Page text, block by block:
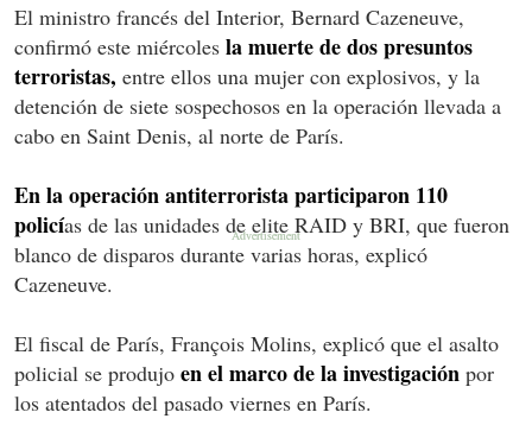
El ministro francés del Interior, Bernard Cazeneuve,
confirmó este miércoles la muerte de dos presuntos
terroristas, entre ellos una mujer con explosivos, y la
detención de siete sospechosos en la operación llevada a
cabo en Saint Denis, al norte de París.
En la operación antiterrorista participaron 110
policías de las unidades de elite RAID y BRI, que fueron
blanco de disparos durante varias horas, explicó
Cazeneuve.
El fiscal de París, François Molins, explicó que el asalto
policial se produjo en el marco de la investigación por
los atentados del pasado viernes en París.